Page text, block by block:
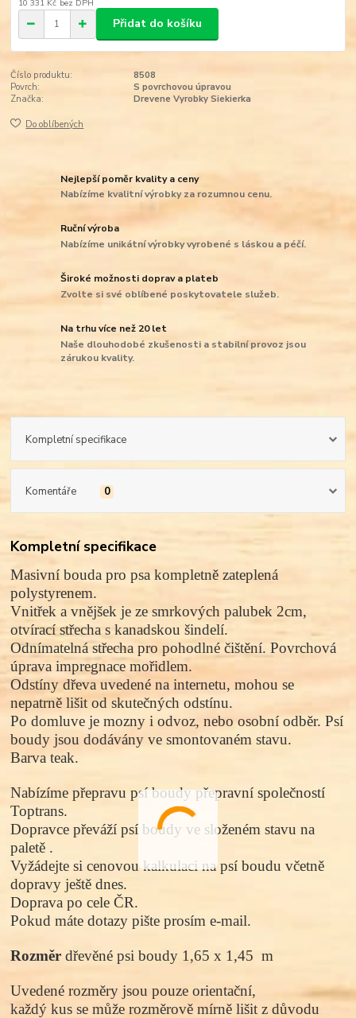
10 331 Kč bez DPH
Přidat do košíku
Číslo produktu:
8508
Povrch:
S povrchovou úpravou
Značka:
Drevene Vyrobky Siekierka
Do oblíbených
Nejlepší poměr kvality a ceny
Nabízíme kvalitní výrobky za rozumnou cenu.
Ruční výroba
Nabízíme unikátní výrobky vyrobené s láskou a péčí.
Široké možnosti doprav a plateb
Zvolte si své oblíbené poskytovatele služeb.
Na trhu více než 20 let
Naše dlouhodobé zkušenosti a stabilní provoz jsou
zárukou kvality.
Kompletní specifikace
Komentáře 0
Kompletní specifikace
Masivní bouda pro psa kompletně zateplená
polystyrenem.
Vnitřek a vnějšek je ze smrkových palubek 2cm,
otvírací střecha s kanadskou šindelí.
Odnímatelná střecha pro pohodlné čištění. Povrchová
úprava impregnace mořidlem.
Odstíny dřeva uvedené na internetu, mohou se
nepatrně lišit od skutečných odstínu.
Po domluve je mozny i odvoz, nebo osobní odběr. Psí
boudy jsou dodávány ve smontovaném stavu.
Barva teak.
Nabízíme přepravu psí boudy přepravní společností
Toptrans.
Dopravce převáží psí boudy ve složeném stavu na
paletě .
Vyžádejte si cenovou kalkulaci na psí boudu včetně
dopravy ještě dnes.
Doprava po cele ČR.
Pokud máte dotazy pište prosím e-mail.
Rozměr dřevěné psi boudy 1,65 x 1,45 m
Uvedené rozměry jsou pouze orientační,
každý kus se může rozměrově mírně lišit z důvodu